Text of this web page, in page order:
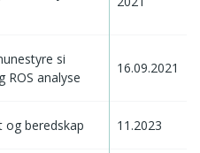
si
ROS analyse
16.09.2021
og beredskap 11.2023